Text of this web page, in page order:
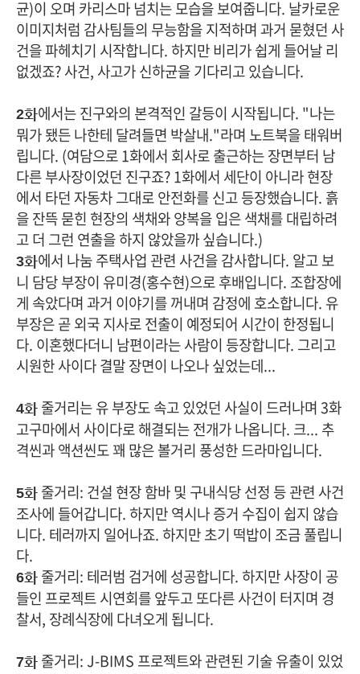
균)이 오며 카리스마 넘치는 모습을 보여줍니다. 날카로운
이미지처럼 감사팀들의 무능함을 지적하며 과거 묻혔던 사
건을 파헤치기 시작합니다. 하지만 비리가 쉽게 들어날 리
없겠죠? 사건, 사고가 신하균을 기다리고 있습니다.
2화에서는 진구와의 본격적인 갈등이 시작됩니다. "나는
뭐가 됐든 나한테 달려들면 박살내."라며 노트북을 태워버
립니다. (여담으로 1화에서 회사로 출근하는 장면부터 남
다른 부사장이었던 진구죠? 1화에서 세단이 아니라 현장
에서 타던 자동차 그대로 안전화를 신고 등장했습니다. 흙
을 잔뜩 묻힌 현장의 색채와 양복을 입은 색채를 대립하려
고 더 그런 연출을 하지 않았을까 싶습니다.)
3화에서 나눔 주택사업 관련 사건을 감사합니다. 알고 보
니 담당 부장이 유미경(홍수현)으로 후배입니다. 조합장에
게 속았다며 과거 이야기를 꺼내며 감정에 호소합니다. 유
부장은 곧 외국 지사로 전출이 예정되어 시간이 한정됩니
다. 이혼했다더니 남편이라는 사람이 등장합니다. 그리고
시원한 사이다 결말 장면이 나오나 싶었는데...
4화 줄거리는 유 부장도 속고 있었던 사실이 드러나며 3화
고구마에서 사이다로 해결되는 전개가 나옵니다. 크... 추
격씬과 액션씬도 꽤 많은 볼거리 풍성한 드라마입니다.
5화 줄거리: 건설 현장 함바 및 구내식당 선정 등 관련 사건
조사에 들어갑니다. 하지만 역시나 증거 수집이 쉽지 않습
니다. 테러까지 일어나죠. 하지만 초기 떡밥이 조금 풀립니
다.
6화 줄거리: 테러범 검거에 성공합니다. 하지만 사장이 공
들인 프로젝트 시연회를 앞두고 또다른 사건이 터지며 경
찰서, 장례식장에 다녀오게 됩니다.
7화 줄거리: J-BIMS 프로젝트와 관련된 기술 유출이 있었